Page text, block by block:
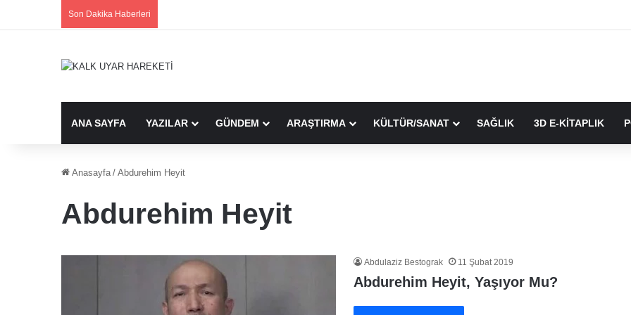
Son Dakika Haberleri
ANA SAYFA YAZILAR GÜNDEM ARAŞTIRMA KÜLTÜR/SANAT SAĞLIK 3D E-KİTAPLIK
Anasayfa / Abdurehim Heyit
Abdurehim Heyit
Abdulaziz Bestograk 11 Şubat 2019
Abdurehim Heyit, Yaşıyor Mu?